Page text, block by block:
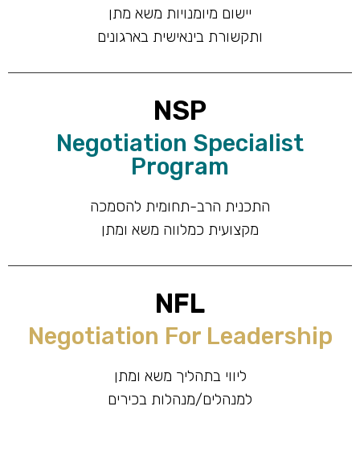
יישום מיומנויות משא מתן
ותקשורת בינאישית בארגונים
NSP
Negotiation Specialist
Program
התכנית הרב-תחומית להסמכה
מקצועית כמלווה משא ומתן
NFL
Negotiation For Leadership
ליווי בתהליך משא ומתן
למנהלים/מנהלות בכירים